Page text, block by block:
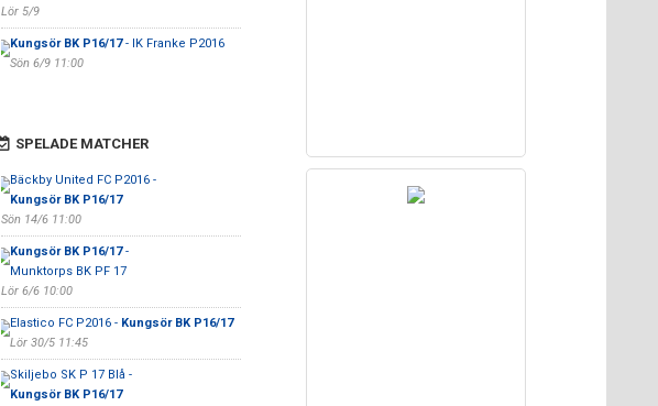
Lör 5/9
Kungsör BK P16/17- IK Franke P2016
Sön 6/9 11:00
SPELADE MATCHER
Bäckby United FC P2016 -
Kungsör BK P16/17
Sön 14/6 11:00
Kungsör BK P16/17-
Munktorps BK PF 17
Lör 6/6 10:00
Elastico FC P2016 - Kungsör BK P16/17
Lör 30/5 11:45
Skiljebo SK P 17 Blå -
Kungsör BK P16/17